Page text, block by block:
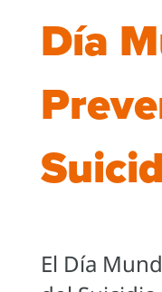
Día
El Día